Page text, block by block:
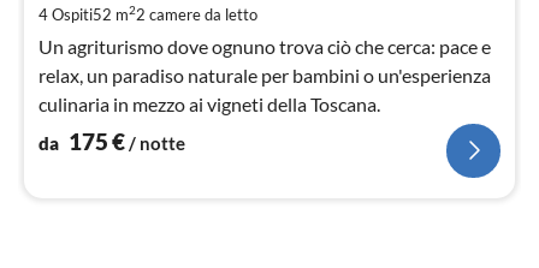
4 Ospiti52 m22 camere da letto
Un agriturismo dove ognuno trova ciò che cerca: pace e
relax, un paradiso naturale per bambini o un'esperienza
culinaria in mezzo ai vigneti della Toscana.
da 175€ / notte